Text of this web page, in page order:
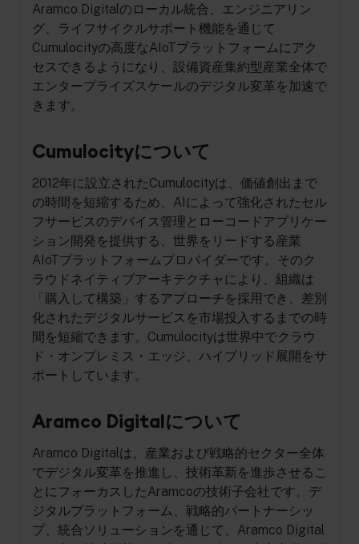
Aramco Digitalのローカル統合、エンジニアリン
グ、ライフサイクルサポート機能を通じて
Cumulocityの高度なAIoTプラットフォームにアク
セスできるようになり、設備資産集約型産業全体で
エンタープライズスケールのデジタル変革を加速で
きます。
Cumulocityについて
2012年に設立されたCumulocityは、価値創出まで
の時間を短縮するため、AIによって強化されたセル
フサービスのデバイス管理とローコードアプリケー
ション開発を提供する、世界をリードする産業
AIoTプラットフォームプロバイダーです。そのク
ラウドネイティブアーキテクチャにより、組織は
「購入して構築」するアプローチを採用でき、差別
化されたデジタルサービスを市場投入するまでの時
間を短縮できます。Cumulocityは世界中でクラウ
ド・オンプレミス・エッジ、ハイブリッド展開をサ
ポートしています。
Aramco Digitalについて
Aramco Digitalは、産業および戦略的セクター全体
でデジタル変革を推進し、技術革新を進歩させるこ
とにフォーカスしたAramcoの技術子会社です。デ
ジタルプラットフォーム、戦略的パートナーシッ
プ、統合ソリューションを通じて、Aramco Digital